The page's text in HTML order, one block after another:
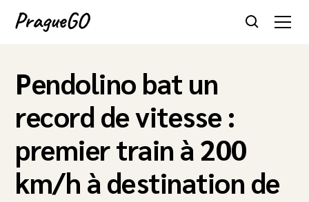
Pendolino bat un
record de vitesse :
premier train à 200
km/h à destination de